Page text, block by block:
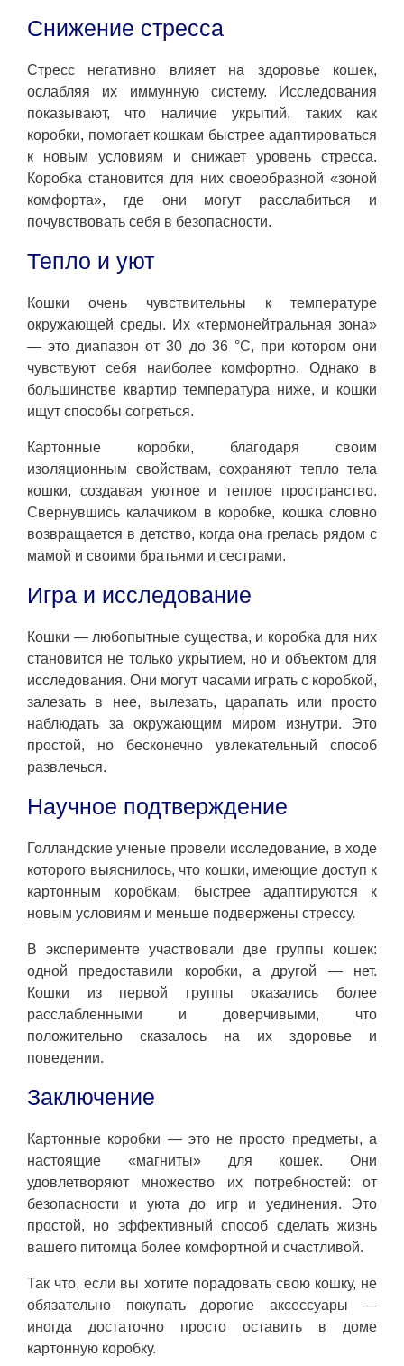
Снижение стресса
Стресс негативно влияет на здоровье кошек,
ослабляя их иммунную систему. Исследования
показывают, что наличие укрытий, таких как
коробки, помогает кошкам быстрее адаптироваться
к новым условиям и снижает уровень стресса.
Коробка становится для них своеобразной «зоной
комфорта», где они могут расслабиться и
почувствовать себя в безопасности.
Тепло и уют
Кошки очень чувствительны к температуре
окружающей среды. Их «термонейтральная зона»
— это диапазон от 30 до 36 °C, при котором они
чувствуют себя наиболее комфортно. Однако в
большинстве квартир температура ниже, и кошки
ищут способы согреться.
Картонные коробки, благодаря своим
изоляционным свойствам, сохраняют тепло тела
кошки, создавая уютное и теплое пространство.
Свернувшись калачиком в коробке, кошка словно
возвращается в детство, когда она грелась рядом с
мамой и своими братьями и сестрами.
Игра и исследование
Кошки — любопытные существа, и коробка для них
становится не только укрытием, но и объектом для
исследования. Они могут часами играть с коробкой,
залезать в нее, вылезать, царапать или просто
наблюдать за окружающим миром изнутри. Это
простой, но бесконечно увлекательный способ
развлечься.
Научное подтверждение
Голландские ученые провели исследование, в ходе
которого выяснилось, что кошки, имеющие доступ к
картонным коробкам, быстрее адаптируются к
новым условиям и меньше подвержены стрессу.
В эксперименте участвовали две группы кошек:
одной предоставили коробки, а другой — нет.
Кошки из первой группы оказались более
расслабленными и доверчивыми, что
положительно сказалось на их здоровье и
поведении.
Заключение
Картонные коробки — это не просто предметы, а
настоящие «магниты» для кошек. Они
удовлетворяют множество их потребностей: от
безопасности и уюта до игр и уединения. Это
простой, но эффективный способ сделать жизнь
вашего питомца более комфортной и счастливой.
Так что, если вы хотите порадовать свою кошку, не
обязательно покупать дорогие аксессуары —
иногда достаточно просто оставить в доме
картонную коробку.